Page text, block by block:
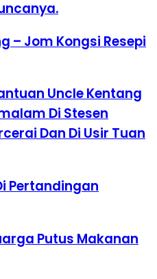
– Jom Kongsi Resepi
Uncle Kentang
Di Stesen
Dan Di Usir Tuan
Pertandingan
Putus Makanan